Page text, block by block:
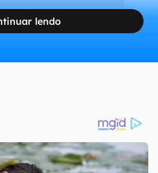
lendo